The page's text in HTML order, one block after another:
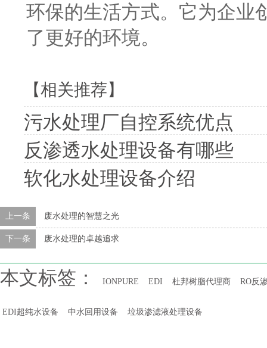
环保的生活方式。它为企业
了更好的环境。
【相关推荐】
污水处理厂自控系统优点
反渗透水处理设备有哪些
软化水处理设备介绍
上一条 废水处理的智慧之光
下一条 废水处理的卓越追求
本文标签： IONPURE EDI 杜邦树脂代理商 RO反
EDI超纯水设备 中水回用设备 垃圾渗滤液处理设备